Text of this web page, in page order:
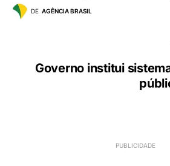
DE AGÊNCIA BRASIL
Governo institui